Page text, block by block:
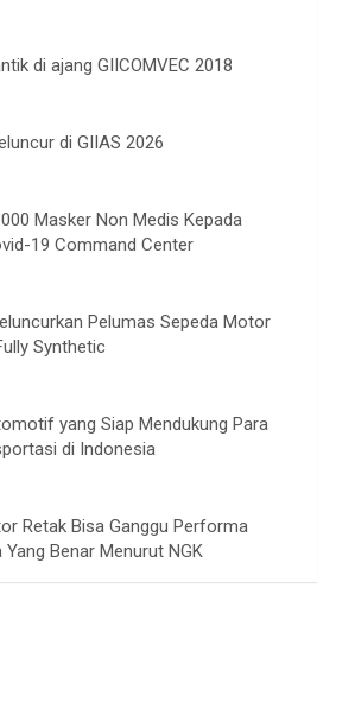
di ajang GIICOMVEC 2018
di GIIAS 2026
Masker Non Medis Kepada
19 Command Center
Pelumas Sepeda Motor
Synthetic
yang Siap Mendukung Para
di Indonesia
Retak Bisa Ganggu Performa
Yang Benar Menurut NGK